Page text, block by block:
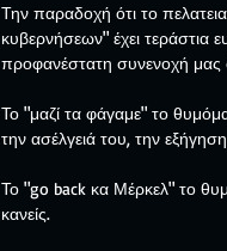
Την παραδοχή ότι το
κυβερνήσεων" έχει τεράστια
προφανέστατη συνενοχή μας
Το "μαζί τα φάγαμε" το
την ασέλγειά του, την
Το "go back κα Μέρκελ" το
κανείς.